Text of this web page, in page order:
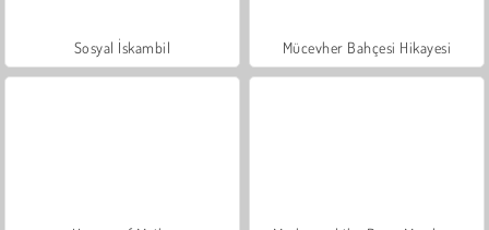
Sosyal İskambil Mücevher Bahçesi Hikayesi